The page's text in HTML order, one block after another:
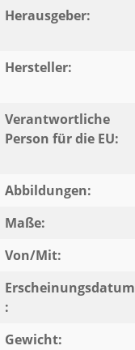
Herausgeber:
Hersteller:
Verantwortliche
Person für die EU:
Abbildungen:
Maße:
Von/Mit:
Erscheinungsdatum
:
Gewicht: